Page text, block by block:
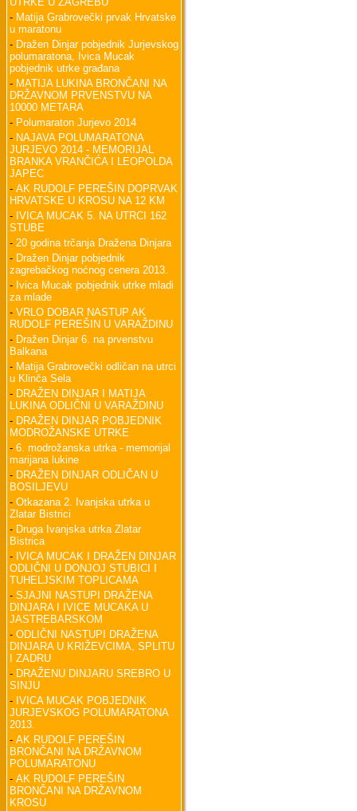
- Matija Grabrovečki prvak Hrvatske
u maratonu
- Dražen Dinjar pobjednik Jurjevskog
polumaratona, Ivica Mucak
pobjednik utrke građana
- MATIJA LUKINA BRONČANI NA
DRŽAVNOM PRVENSTVU NA
10000 METARA
- Polumaraton Jurjevo 2014
- NAJAVA POLUMARATONA
JURJEVO 2014 - MEMORIJAL
BRANKA VRANČIĆA I LEOPOLDA
JAPEC
- AK RUDOLF PEREŠIN DOPRVAK
HRVATSKE U KROSU NA 12 KM
- IVICA MUCAK 5. NA UTRCI 162
STUBE
- 20 godina trčanja Dražena Dinjara
- Dražen Dinjar pobjednik
zagrebačkog noćnog cenera 2013.
- Ivica Mucak pobjednik utrke mladi
za mlade
- VRLO DOBAR NASTUP AK
RUDOLF PEREŠIN U VARAŽDINU
- Dražen Dinjar 6. na prvenstvu
Balkana
- Matija Grabrovečki odličan na utrci
u Klinča Sela
- DRAŽEN DINJAR I MATIJA
LUKINA ODLIČNI U VARAŽDINU
- DRAŽEN DINJAR POBJEDNIK
MODROŽANSKE UTRKE
- 6. modrožanska utrka - memorijal
marijana lukine
- DRAŽEN DINJAR ODLIČAN U
BOSILJEVU
- Otkazana 2. Ivanjska utrka u
Zlatar Bistrici
- Druga Ivanjska utrka Zlatar
Bistrica
- IVICA MUCAK I DRAŽEN DINJAR
ODLIČNI U DONJOJ STUBICI I
TUHELJSKIM TOPLICAMA
- SJAJNI NASTUPI DRAŽENA
DINJARA I IVICE MUCAKA U
JASTREBARSKOM
- ODLIČNI NASTUPI DRAŽENA
DINJARA U KRIŽEVCIMA, SPLITU
I ZADRU
- DRAŽENU DINJARU SREBRO U
SINJU
- IVICA MUCAK POBJEDNIK
JURJEVSKOG POLUMARATONA
2013.
- AK RUDOLF PEREŠIN
BRONČANI NA DRŽAVNOM
POLUMARATONU
- AK RUDOLF PEREŠIN
BRONČANI NA DRŽAVNOM
KROSU